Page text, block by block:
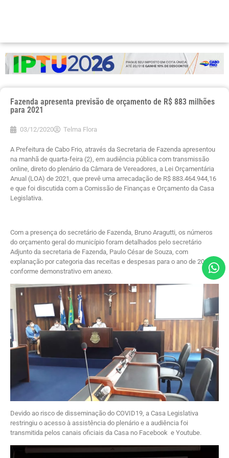
Fazenda apresenta previsão de orçamento de R$ 883 milhões
para 2021
03/12/2020 Telma Flora
A Prefeitura de Cabo Frio, através da Secretaria de Fazenda apresentou
na manhã de quarta-feira (2), em audiência pública com transmissão
online, direto do plenário da Câmara de Vereadores, a Lei Orçamentária
Anual (LOA) de 2021, que prevê uma arrecadação de R$ 883.464.944,16
e que foi discutida com a Comissão de Finanças e Orçamento da Casa
Legislativa.
Com a presença do secretário de Fazenda, Bruno Aragutti, os números
do orçamento geral do município foram detalhados pelo secretário
Adjunto da secretaria de Fazenda, Paulo César de Souza, com
explanação por categoria das receitas e despesas para o ano de 2021,
conforme demonstrativo em anexo.
Devido ao risco de disseminação do COVID19, a Casa Legislativa
restringiu o acesso à assistência do plenário e a audiência foi
transmitida pelos canais oficiais da Casa no Facebook e Youtube.